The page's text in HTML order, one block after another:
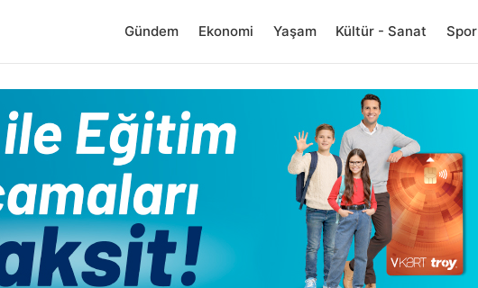
Gündem Ekonomi Yaşam Kültür - Sanat Spor